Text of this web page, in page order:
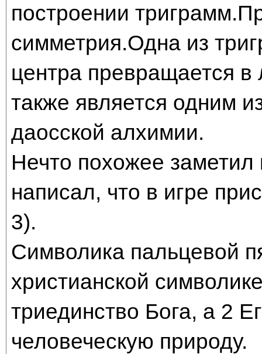
построении
симметрия.Одна из
центра превращается
также является одним
даосской алхимии.
Нечто похожее заметил
написал, что в игре
3).
Символика пальцевой
христианской
триединство Бога, а 2
человеческую природу.